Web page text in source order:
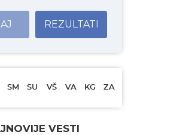
REZULTATI
SM SU VŠ VA KG ZA
VESTI